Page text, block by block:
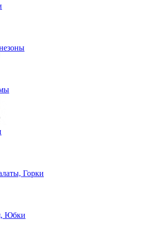
Горки
Юбки